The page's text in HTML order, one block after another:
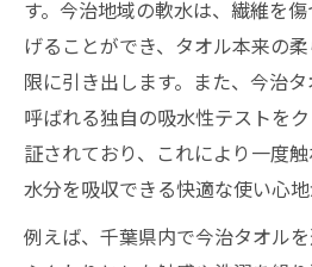
す。今治地域の軟水は、繊維を
げることができ、タオル本来の
限に引き出します。また、今治
呼ばれる独自の吸水性テストを
証されており、これにより一度
水分を吸収できる快適な使い心地
例えば、千葉県内で今治タオル